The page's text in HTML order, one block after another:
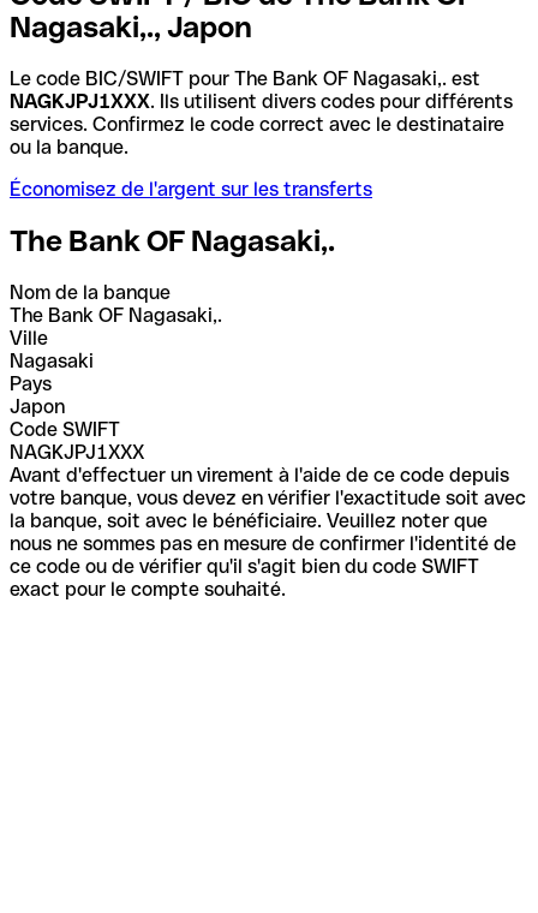
Nagasaki,., Japon
Le code BIC/SWIFT pour The Bank OF Nagasaki,. est
NAGKJPJ1XXX. Ils utilisent divers codes pour différents
services. Confirmez le code correct avec le destinataire
ou la banque.
Économisez de l'argent sur les transferts
The Bank OF Nagasaki,.
Nom de la banque
The Bank OF Nagasaki,.
Ville
Nagasaki
Pays
Japon
Code SWIFT
NAGKJPJ1XXX
Avant d'effectuer un virement à l'aide de ce code depuis
votre banque, vous devez en vérifier l'exactitude soit avec
la banque, soit avec le bénéficiaire. Veuillez noter que
nous ne sommes pas en mesure de confirmer l'identité de
ce code ou de vérifier qu'il s'agit bien du code SWIFT
exact pour le compte souhaité.